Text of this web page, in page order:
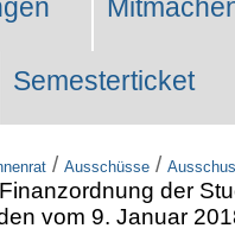
Semesterticket
/ Ausschüsse /
Finanzordnung der
vom 9. Januar